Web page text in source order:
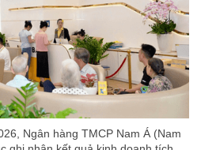
Ngân hàng TMCP Nam Á (Nam